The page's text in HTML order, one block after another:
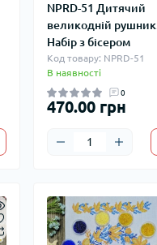
NPRD-51 Дитячий
великодній рушник.
Набір з бісером
Код товару: NPRD-51
В наявності
0
470.00 грн